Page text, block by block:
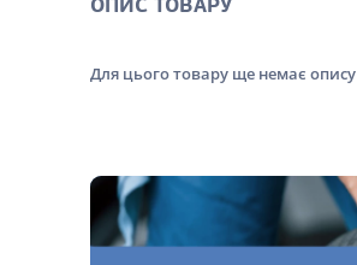
ОПИС ТОВАРУ
Для цього товару ще немає опису